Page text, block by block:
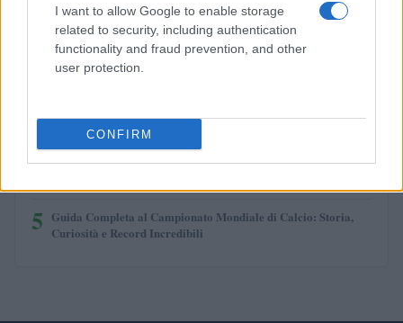
I want to allow Google to enable storage
related to security, including authentication
functionality and fraud prevention, and other
user protection.
CONFIRM
Luigi Colombo, il telecronista che cambiò la radio e la
televisione sportiva
Il Mirandés e il suo allenatore italiano: una storia di successo
3 Quando il gioco di squadra insegna a vivere: calcio, storia e
valore educativo
5 Guida Completa al Campionato Mondiale di Calcio: Storia,
Curiosità e Record Incredibili